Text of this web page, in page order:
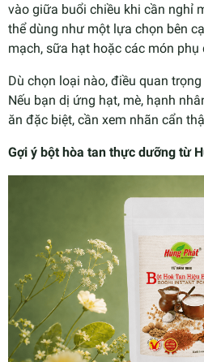
vào giữa buổi chiều khi cần nghỉ
thể dùng như một lựa chọn bên
mạch, sữa hạt hoặc các món phụ
Dù chọn loại nào, điều quan
Nếu bạn dị ứng hạt, mè, hạnh
ăn đặc biệt, cần xem nhãn cẩn
Gợi ý bột hòa tan thực dưỡng từ